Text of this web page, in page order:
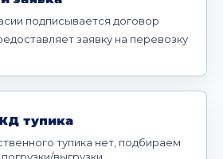
подписывается договор
заявку на перевозку
тупика
тупика нет, подбираем
выгрузки